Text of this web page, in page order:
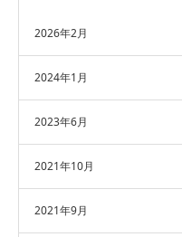
2026年2月
2024年1月
2023年6月
2021年10月
2021年9月